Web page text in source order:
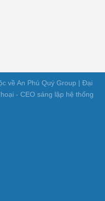
về An Phú Quý Group | Đại
- CEO sáng lập hệ thống